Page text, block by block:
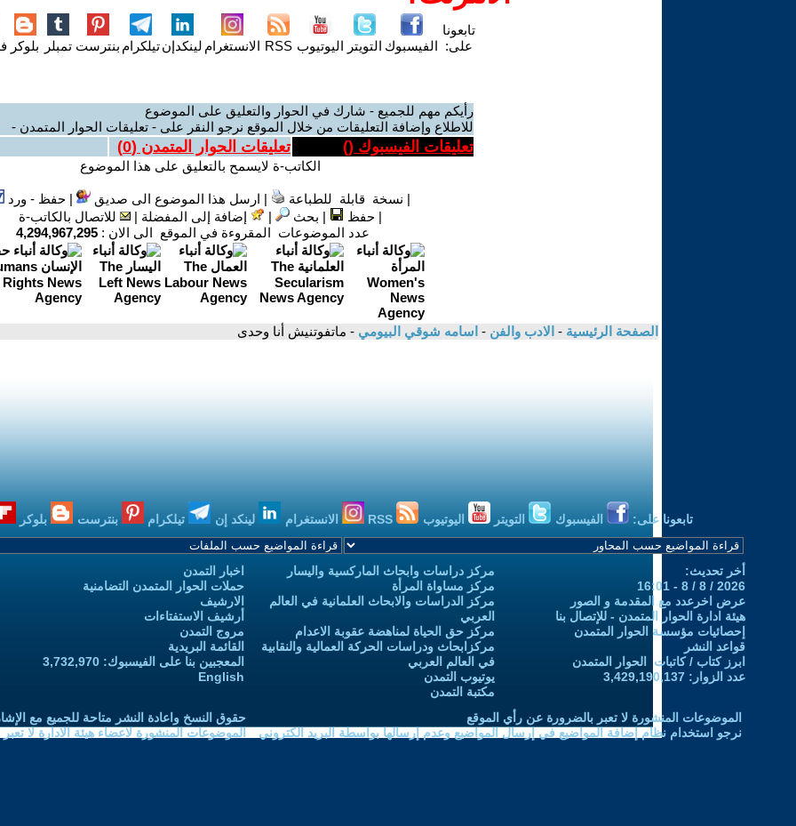
تابعونا
على: الفيسبوك التويتر اليوتيوب RSS الانستغرام لينكدإنتيلكرام بنترست تمبلر بلوكر
رأيكم مهم للجميع - شارك في الحوار والتعليق على الموضوع
للاطلاع وإضافة التعليقات من خلال الموقع نرجو النقر على - تعليقات الحوار المتمدن -
تعليقات الفيسبوك () تعليقات الحوار المتمدن (0
)
الكاتب-ة لايسمح بالتعليق على هذا الموضوع
| نسخة قابلة للطباعة | ارسل هذا الموضوع الى صديق |حفظ - ورد
|حفظ | بحث | إضافة إلى المفضلة |
للاتصال بالكاتب-ة
عدد الموضوعات المقروءة في الموقع الى الان : 4,294,967,295
الصفحة الرئيسية - الادب والفن - اسامه شوقي البيومي - ماتفوتنيش أنا وحدى
تابعونا على: الفيسبوك التويتر اليوتيوب الانستغرام لينكد إن تيلكرام بنترست بلوكر
أخر تحديث:
2026 / 8 / 8 - 16:01
عرض اخرعدد مع المقدمة و الصور
هيئة ادارة الحوار المتمدن - للإتصال بنا
إحصائيات مؤسسة الحوار المتمدن
قواعد النشر
ابرز كتاب / كاتبات الحوار المتمدن
عدد الزوار: 3,429,190,137
مركز دراسات وابحاث الماركسية واليسار
مركز مساواة المرأة
مركز الدراسات والابحاث العلمانية في العالم
العربي
مركز حق الحياة لمناهضة عقوبة الاعدام
مركزابحاث ودراسات الحركة العمالية والنقابية
في العالم العربي
يوتيوب التمدن
مكتبة التمدن
اخبار التمدن
حملات الحوار المتمدن التضامنية
الارشيف
أرشيف الاستفتاءات
مروج التمدن
القائمة البريدية
المعجبين بنا على الفيسبوك: 3,732,970
English
الموضوعات المنشورة لا تعبر بالضرورة عن رأي الموقع
نرجو استخدام نظام إضافة المواضيع في إرسال المواضيع وعدم إرسالها بواسطة البريد الكتروني
حقوق النسخ واعادة النشر متاحة للجميع مع
الموضوعات المنشورة لاعضاء هيئة الادارة لا